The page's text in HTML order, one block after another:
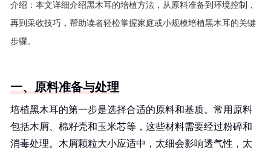
介绍： 本文详细介绍黑木耳的培植方法，从原料准备到环境控制，
再到采收技巧，帮助读者轻松掌握家庭或小规模培植黑木耳的关键
步骤。
一、原料准备与处理
培植黑木耳的第一步是选择合适的原料和基质。常用原料
包括木屑、棉籽壳和玉米芯等，这些材料需要经过粉碎和
消毒处理。木屑颗粒大小应适中，太细会影响透气性，太